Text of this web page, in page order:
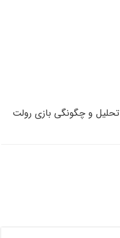
تحلیل و چگونگی بازی رولت